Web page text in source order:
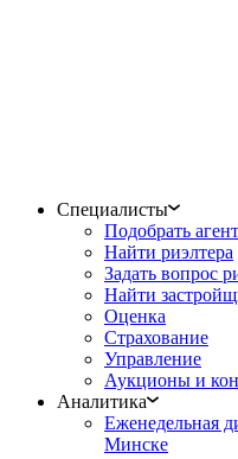
Специалисты
Подобрать
Найти риэлтера
Задать вопрос
Найти
Оценка
Страхование
Управление
Аукционы и
Аналитика
Еженедельная
Минске